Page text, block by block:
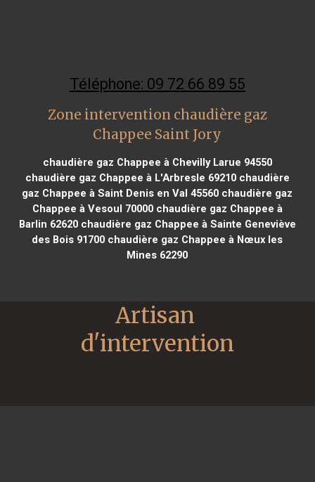
Téléphone: 09 72 66 89 55
Zone intervention chaudière gaz
Chappee Saint Jory
chaudière gaz Chappee à Chevilly Larue 94550
chaudière gaz Chappee à L'Arbresle 69210chaudière
gaz Chappee à Saint Denis en Val 45560 chaudière gaz
Chappee à Vesoul 70000chaudière gaz Chappee à
Barlin 62620chaudière gaz Chappee à Sainte Geneviève
des Bois 91700 chaudière gaz Chappee à Nœux les
Mines 62290
Artisan
d'intervention